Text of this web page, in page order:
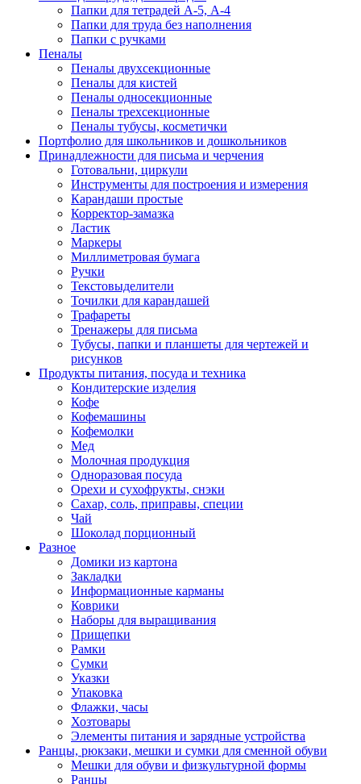
Папки для тетрадей А-5, А-4
Папки для труда без наполнения
Папки с ручками
Пеналы
Пеналы двухсекционные
Пеналы для кистей
Пеналы односекционные
Пеналы трехсекционные
Пеналы тубусы, косметички
Портфолио для школьников и дошкольников
Принадлежности для письма и черчения
Готовальни, циркули
Инструменты для построения и измерения
Карандаши простые
Корректор-замазка
Ластик
Маркеры
Миллиметровая бумага
Ручки
Текстовыделители
Точилки для карандашей
Трафареты
Тренажеры для письма
Тубусы, папки и планшеты для чертежей и
рисунков
Продукты питания, посуда и техника
Кондитерские изделия
Кофе
Кофемашины
Кофемолки
Мед
Молочная продукция
Одноразовая посуда
Орехи и сухофрукты, снэки
Сахар, соль, приправы, специи
Чай
Шоколад порционный
Разное
Домики из картона
Закладки
Информационные карманы
Коврики
Наборы для выращивания
Прищепки
Рамки
Сумки
Указки
Упаковка
Флажки, часы
Хозтовары
Элементы питания и зарядные устройства
Ранцы, рюкзаки, мешки и сумки для сменной обуви
Мешки для обуви и физкультурной формы
Ранцы